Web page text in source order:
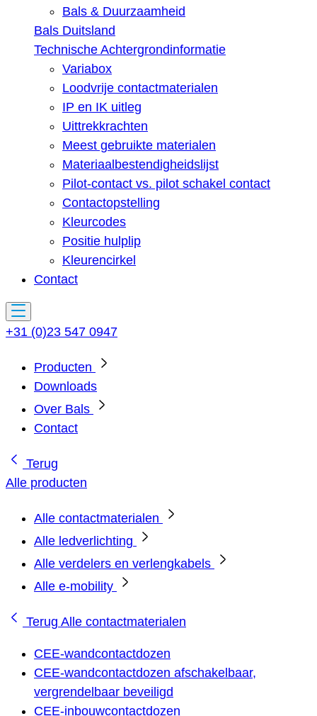
Bals & Duurzaamheid
Bals Duitsland
Technische Achtergrondinformatie
Variabox
Loodvrije contactmaterialen
IP en IK uitleg
Uittrekkrachten
Meest gebruikte materialen
Materiaalbestendigheidslijst
Pilot-contact vs. pilot schakel contact
Contactopstelling
Kleurcodes
Positie hulplip
Kleurencirkel
Contact
+31 (0)23 547 0947
Producten
Downloads
Over Bals
Contact
Terug
Alle producten
Alle contactmaterialen
Alle ledverlichting
Alle verdelers en verlengkabels
Alle e-mobility
Terug Alle contactmaterialen
CEE-wandcontactdozen
CEE-wandcontactdozen afschakelbaar,
vergrendelbaar beveiligd
CEE-inbouwcontactdozen